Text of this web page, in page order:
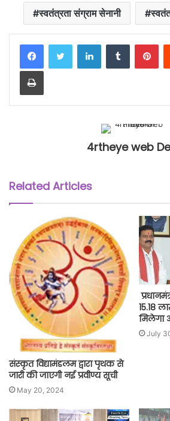
स्वतंत्रता संग्राम सेनानी
LinkedInTumblr
Print
4rtheye web
Related Articles
संस्कृत विद्यामंडलम द्वारा पृथक से
जारी की जाएगी नई प्रवीण्य सूची
May 20, 2024
15.18
मिलेगा
July